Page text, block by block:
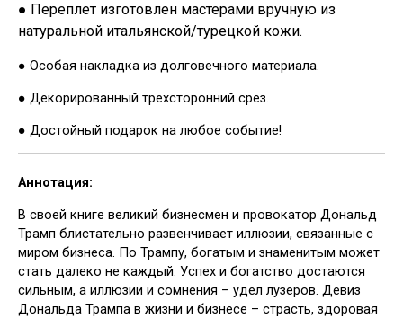
● Переплет изготовлен мастерами вручную из
натуральной итальянской/турецкой кожи.
● Особая накладка из долговечного материала.
● Декорированный трехсторонний срез.
● Достойный подарок на любое событие!
Аннотация:
В своей книге великий бизнесмен и провокатор Дональд
Трамп блистательно развенчивает иллюзии, связанные с
миром бизнеса. По Трампу, богатым и знаменитым может
стать далеко не каждый. Успех и богатство достаются
сильным, а иллюзии и сомнения – удел лузеров. Девиз
Дональда Трампа в жизни и бизнесе – страсть, здоровая